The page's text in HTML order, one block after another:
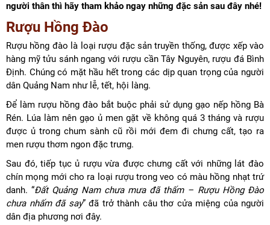
người thân thì hãy tham khảo ngay những đặc sản sau đây nhé!
Rượu Hồng Đào
Rượu hồng đào là loại rượu đặc sản truyền thống, được xếp vào
hàng mỹ tửu sánh ngang với rượu cần Tây Nguyên, rượu đá Bình
Định. Chúng có mặt hầu hết trong các dịp quan trọng của người
dân Quảng Nam như lễ, tết, hội làng.
Để làm rượu hồng đào bắt buộc phải sử dụng gạo nếp hồng Bà
Rén. Lúa làm nên gạo ủ men gặt về không quá 3 tháng và rượu
được ủ trong chum sành cũ rồi mới đem đi chưng cất, tạo ra
men rượu thơm ngon đặc trưng.
Sau đó, tiếp tục ủ rượu vừa được chưng cất với những lát đào
chín mọng mới cho ra loại rượu trong veo có màu hồng nhạt trứ
danh. “Đất Quảng Nam chưa mưa đã thấm – Rượu Hồng Đào
chưa nhấm đã say” đã trở thành câu thơ cửa miệng của người
dân địa phương nơi đây.